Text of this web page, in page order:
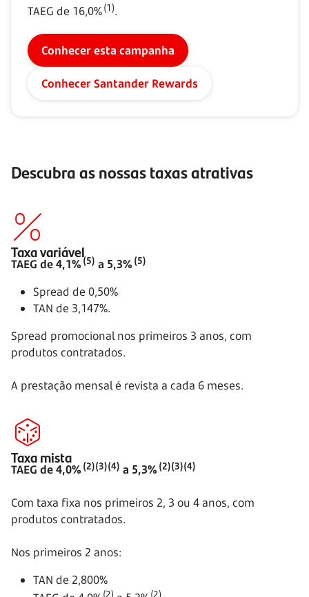
TAEG de 16,0%(1).
Conhecer esta campanha
Conhecer Santander Rewards
Descubra as nossas taxas atrativas
Taxa variável
TAEG de 4,1%(5) a 5,3%(5)
Spread de 0,50%
TAN de 3,147%.
Spread promocional nos primeiros 3 anos, com
produtos contratados.
A prestação mensal é revista a cada 6 meses.
Taxa mista
TAEG de 4,0%(2)(3)(4) a 5,3%(2)(3)(4)
Com taxa fixa nos primeiros 2, 3 ou 4 anos, com
produtos contratados.
Nos primeiros 2 anos:
TAN de 2,800%
(2) (2)